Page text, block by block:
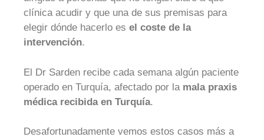
clínica acudir y que una de sus premisas para
elegir dónde hacerlo es el coste de la
intervención.
El Dr Sarden recibe cada semana algún paciente
operado en Turquía, afectado por la mala praxis
médica recibida en Turquía.
Desafortunadamente vemos estos casos más a